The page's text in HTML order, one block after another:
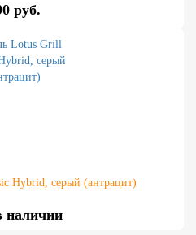
руб.
Hybrid, серый (антрацит)
наличии